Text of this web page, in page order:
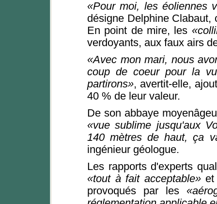
Pour moi, les éoliennes
désigne Delphine Clabaut,
En point de mire, les
verdoyants, aux faux airs
Avec mon mari, nous
coup de coeur pour la
partirons , avertit-elle,
40 % de leur valeur.
De son abbaye
vue sublime jusqu'aux
140 mètres de haut, ça
ingénieur géologue.
Les rapports d'experts
tout à fait acceptable et
provoqués par les